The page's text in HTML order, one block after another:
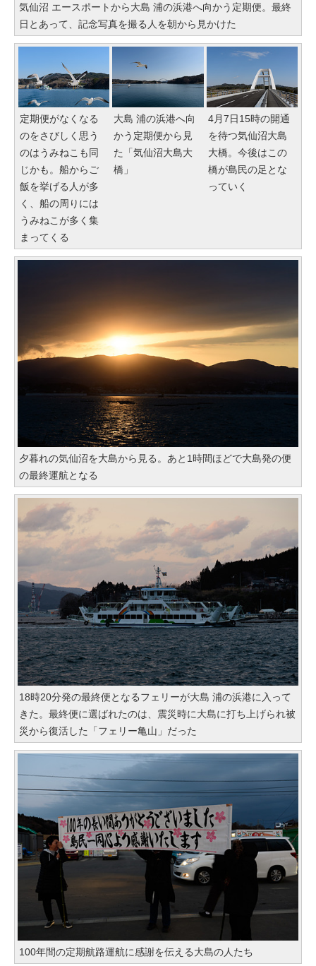
気仙沼 エースポートから大島 浦の浜港へ向かう定期便。最終
日とあって、記念写真を撮る人を朝から見かけた
定期便がなくなる
のをさびしく思う
のはうみねこも同
じかも。船からご
飯を挙げる人が多
く、船の周りには
うみねこが多く集
まってくる
大島 浦の浜港へ向
かう定期便から見
た「気仙沼大島大
橋」
4月7日15時の開通
を待つ気仙沼大島
大橋。今後はこの
橋が島民の足とな
っていく
夕暮れの気仙沼を大島から見る。あと1時間ほどで大島発の便
の最終運航となる
18時20分発の最終便となるフェリーが大島 浦の浜港に入って
きた。最終便に選ばれたのは、震災時に大島に打ち上げられ被
災から復活した「フェリー亀山」だった
100年間の定期航路運航に感謝を伝える大島の人たち